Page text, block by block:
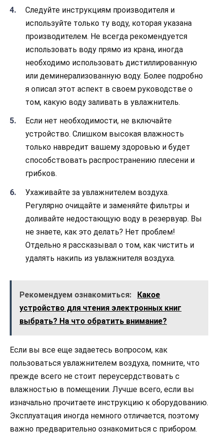
Следуйте инструкциям производителя и
используйте только ту воду, которая указана
производителем. Не всегда рекомендуется
использовать воду прямо из крана, иногда
необходимо использовать дистиллированную
или деминерализованную воду. Более подробно
я описал этот аспект в своем руководстве о
том, какую воду заливать в увлажнитель.
Если нет необходимости, не включайте
устройство. Слишком высокая влажность
только навредит вашему здоровью и будет
способствовать распространению плесени и
грибков.
Ухаживайте за увлажнителем воздуха.
Регулярно очищайте и заменяйте фильтры и
доливайте недостающую воду в резервуар. Вы
не знаете, как это делать? Нет проблем!
Отдельно я рассказывал о том, как чистить и
удалять накипь из увлажнителя воздуха.
Рекомендуем ознакомиться:
Какое
устройство для чтения электронных книг
выбрать? На что обратить внимание?
Если вы все еще задаетесь вопросом, как
пользоваться увлажнителем воздуха, помните, что
прежде всего не стоит переусердствовать с
влажностью в помещении. Лучше всего, если вы
изначально прочитаете инструкцию к оборудованию.
Эксплуатация иногда немного отличается, поэтому
важно предварительно ознакомиться с прибором.